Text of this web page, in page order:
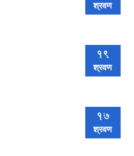
श्रवण
19
श्रवण
17
श्रवण